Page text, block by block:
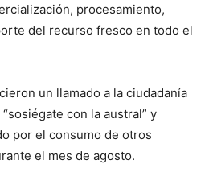
procesamiento,
del recurso fresco en todo el
un llamado a la ciudadanía
con la austral” y
por el consumo de otros
el mes de agosto.